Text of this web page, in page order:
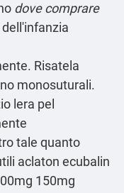
dove comprare
Risatela
monosuturali.
lera pel
tale quanto
aclaton ecubalin
150mg